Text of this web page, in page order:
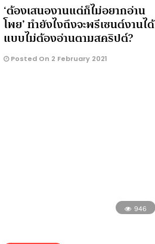
‘ต้องเสนองานแต่ก็ไม่อยากอ่าน
โพย’ ทำยังไงถึงจะพรีเซนต์งานได้
แบบไม่ต้องอ่านตามสคริปต์?
Posted On 2 February 2021
946